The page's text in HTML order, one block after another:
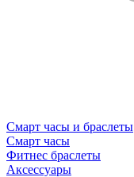
Смарт часы и браслеты
Смарт часы
Фитнес браслеты
Аксессуары